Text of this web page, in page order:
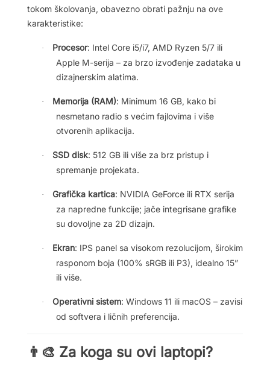
tokom školovanja, obavezno obrati pažnju na ove
karakteristike:
· Procesor: Intel Core i5/i7, AMD Ryzen 5/7 ili
Apple M-serija – za brzo izvođenje zadataka u
dizajnerskim alatima.
· Memorija (RAM): Minimum 16 GB, kako bi
nesmetano radio s većim fajlovima i više
otvorenih aplikacija.
· SSD disk: 512 GB ili više za brz pristup i
spremanje projekata.
· Grafička kartica: NVIDIA GeForce ili RTX serija
za napredne funkcije; jače integrisane grafike
su dovoljne za 2D dizajn.
· Ekran: IPS panel sa visokom rezolucijom, širokim
rasponom boja (100% sRGB ili P3), idealno 15”
ili više.
· Operativni sistem: Windows 11 ili macOS – zavisi
od softvera i ličnih preferencija.
👨‍🎨 Za koga su ovi laptopi?